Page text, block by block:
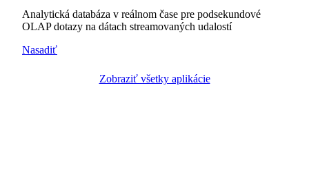
Analytická databáza v reálnom čase pre podsekundové
OLAP dotazy na dátach streamovaných udalostí
Nasadiť
Zobraziť všetky aplikácie